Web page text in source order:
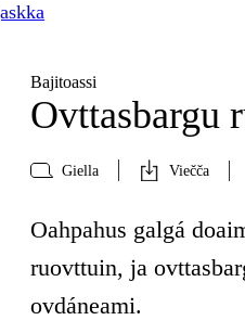
Bajitoassi
Ovttasbargu
Giella Viečča
Oahpahus galgá
ruovttuin, ja
ovdáneami.